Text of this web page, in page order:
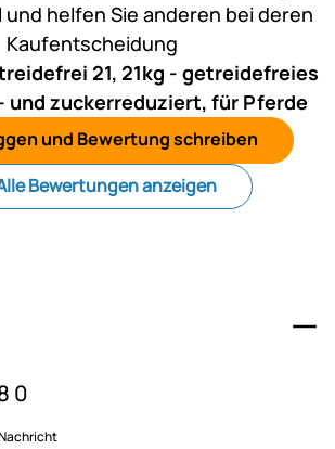
helfen Sie anderen bei deren
Kaufentscheidung
21, 21kg - getreidefreies
und zuckerreduziert, für Pferde
und Bewertung schreiben
Bewertungen anzeigen
0